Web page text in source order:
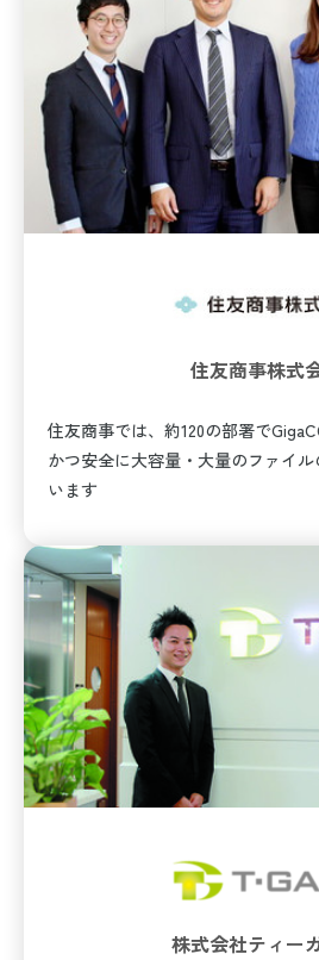
住友商事株式
住友商事では、約120の部署で
かつ安全に大容量・大量のファイ
います
株式会社ティー